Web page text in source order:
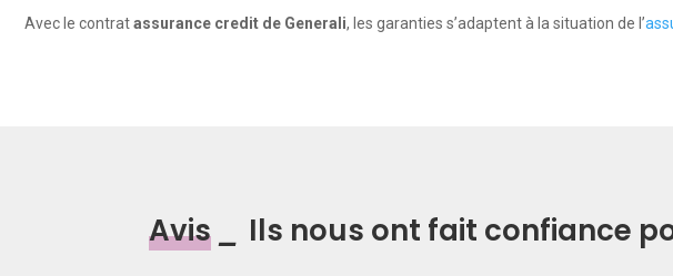
Avec le contratassurance credit de Generali, les garanties s’adaptent à la situation de l’
Avis Ils nous ont fait confiance